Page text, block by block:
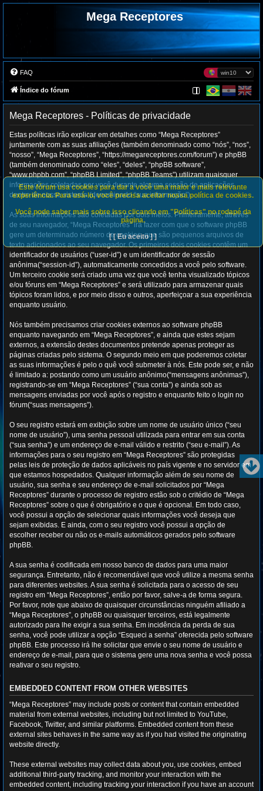
Mega Receptores
FAQ
Índice do fórum
Mega Receptores - Políticas de privacidade
Estas políticas irão explicar em detalhes como “Mega Receptores”
juntamente com as suas afiliações (também denominado como “nós”, “nos”,
“nosso”, “Mega Receptores”, “https://megareceptores.com/forum”) e phpBB
(também denominado como “eles”, “deles”, “phpBB software”,
“www.phpbb.com”, “phpBB Limited”, “phpBB Teams”) utilizam quaisquer
informações coletadas por você durante alguma sessão de aplicações
dentro de nosso sistema (denominado “sua informação”).
As suas informações são coletadas por dois meios. Primeiramente, através
de seu navegador, “Mega Receptores” irá fazer com que o software phpBB
gere um determinado número de cookies, que são pequenos arquivos de
texto adicionados ao seu navegador. Os primeiros dois cookies contêm um
identificador de usuários (“user-id”) e um identificador de sessão
anônima(“session-id”), automaticamente concedidos a você pelo software.
Um terceiro cookie será criado uma vez que você tenha visualizado tópicos
e/ou fóruns em “Mega Receptores” e será utilizado para armazenar quais
tópicos foram lidos, e por meio disso e outros, aperfeiçoar a sua experiência
enquanto usuário.
Nós também precisamos criar cookies externos ao software phpBB
enquanto navegando em “Mega Receptores”, e ainda que estes sejam
externos, a extensão destes documentos pretende apenas proteger as
páginas criadas pelo sistema. O segundo meio em que poderemos coletar
as suas informações é pelo o quê você submeter à nós. Este pode ser, e não
é limitado a: postando como um usuário anônimo(“mensagens anônimas”),
registrando-se em “Mega Receptores” (“sua conta”) e ainda sob as
mensagens enviadas por você após o registro e enquanto feito o login no
fórum(“suas mensagens”).
O seu registro estará em exibição sobre um nome de usuário único (“seu
nome de usuário”), uma senha pessoal utilizada para entrar em sua conta
(“sua senha”) e um endereço de e-mail válido e restrito (“seu e-mail”). As
informações para o seu registro em “Mega Receptores” são protegidas
pelas leis de proteção de dados aplicáveis no país vigente e no servidor em
que estamos hospedados. Qualquer informação além de seu nome de
usuário, sua senha e seu endereço de e-mail solicitados por “Mega
Receptores” durante o processo de registro estão sob o critédio de “Mega
Receptores” sobre o que é obrigatório e o que é opcional. Em todo caso,
você possui a opção de selecionar quais informações você deseja que
sejam exibidas. E ainda, com o seu registro você possui a opção de
escolher receber ou não os e-mails automáticos gerados pelo software
phpBB.
A sua senha é codificada em nosso banco de dados para uma maior
segurança. Entretanto, não é recomendável que você utilize a mesma senha
para diferentes websites. A sua senha é solicitada para o acesso de seu
registro em “Mega Receptores”, então por favor, salve-a de forma segura.
Por favor, note que abaixo de quaisquer circunstâncias ninguém afiliado a
“Mega Receptores”, o phpBB ou quaisquer terceiros, está legalmente
autorizado para lhe exigir a sua senha. Em incidência da perda de sua
senha, você pode utilizar a opção “Esqueci a senha” oferecida pelo software
phpBB. Este processo irá lhe solicitar que envie o seu nome de usuário e
endereço de e-mail, para que o sistema gere uma nova senha e você possa
reativar o seu registro.
EMBEDDED CONTENT FROM OTHER WEBSITES
“Mega Receptores” may include posts or content that contain embedded
material from external websites, including but not limited to YouTube,
Facebook, Twitter, and similar platforms. Embedded content from these
external sites behaves in the same way as if you had visited the originating
website directly.
These external websites may collect data about you, use cookies, embed
additional third-party tracking, and monitor your interaction with the
embedded content, including tracking your interaction if you have an account
Este fórum usa cookies para dar a você uma maior e mais relevante
experiência. Para usá-lo, você precisa aceitar nossa política de cookies.
Você pode saber mais sobre isso clicando em "Políticas" no rodapé da
página.
[ [ Eu aceito ] ]